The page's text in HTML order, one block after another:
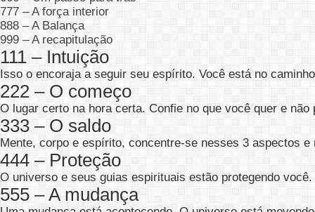
777 – A força interior
888 – A Balança
999 – A recapitulação
111 – Intuição
Isso o encoraja a seguir seu espírito. Você está no
222 – O começo
O lugar certo na hora certa. Confie no que você quer e não
333 – O saldo
Mente, corpo e espírito, concentre-se nesses 3 aspectos e
444 – Proteção
O universo e seus guias espirituais estão protegendo
555 – A mudança